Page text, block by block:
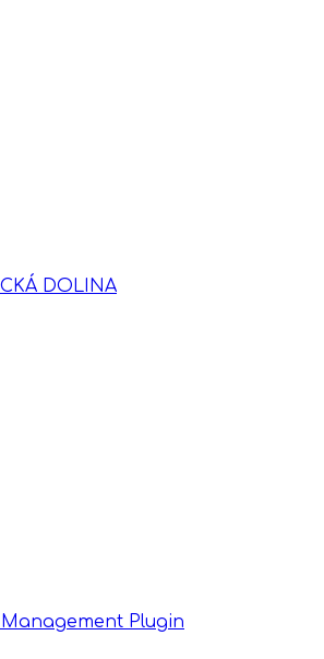
DOLINA
Plugin